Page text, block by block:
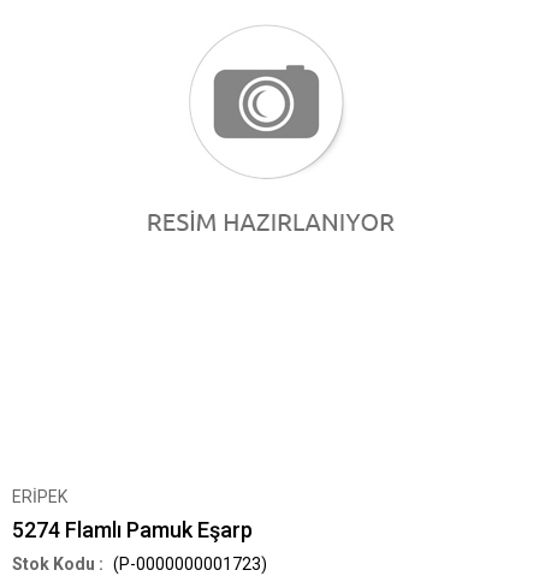
ERİPEK
5274 Flamlı Pamuk Eşarp
(P-0000000001723)